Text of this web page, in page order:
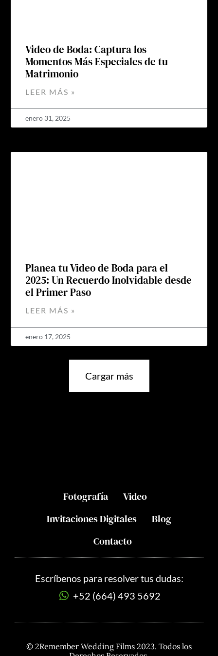
Video de Boda: Captura los
Momentos Más Especiales de tu
Matrimonio
LEER MÁS »
enero 31, 2025
Planea tu Video de Boda para el
2025: Un Recuerdo Inolvidable desde
el Primer Paso
LEER MÁS »
enero 17, 2025
Cargar más
Fotografía
Video
Invitaciones Digitales
Blog
Contacto
Escríbenos para resolver tus dudas:
+52 (664) 493 5692
© 2Remember Wedding Films 2023. Todos los